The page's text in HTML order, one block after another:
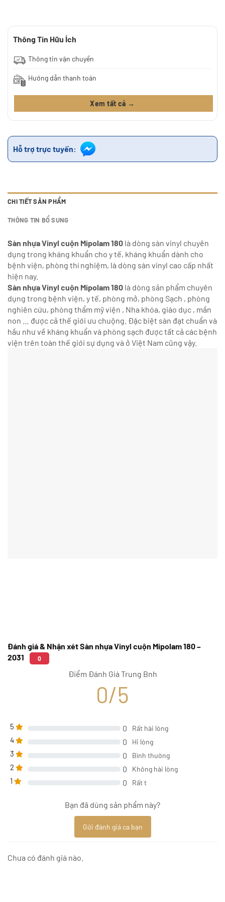
Thông Tin Hữu Ích
Thông tin vận chuyển
Hướng dẫn thanh toán
Xem tất cả →
Hỗ trợ trực tuyến:
CHI TIẾT SẢN PHẨM
THÔNG TIN BỔ SUNG
Sàn nhựa Vinyl cuộn Mipolam 180 là dòng sàn vinyl chuyên
dụng trong kháng khuẩn cho y tế, kháng khuẩn dành cho
bệnh viện, phòng thí nghiệm, là dòng sàn vinyl cao cấp nhất
hiện nay.
Sàn nhựa Vinyl cuộn Mipolam 180 là dòng sản phẩm chuyên
dụng trong bệnh viện, y tế, phòng mở, phòng Sạch , phòng
nghiên cứu, phòng thẩm mỹ viện , Nha khóa, giáo dục , mần
non … được cả thế giới ưu chuộng. Đặc biệt sàn đạt chuẩn và
hầu như về kháng khuẩn và phòng sạch được tất cả các bệnh
viện trên toàn thế giới sự dụng và ở Việt Nam cũng vậy.
Đánh giá & Nhận xét Sàn nhựa Vinyl cuộn Mipolam 180 –
2031
0
Điểm Đánh Giá Trung Bnh
0/5
5 0 Rất hài lòng
4 0 Hi lòng
3 0 Bình thường
2 0 Không hài lòng
1 0 Rất t
Bạn đã dùng sản phẩm này?
Gửi đánh giá ca bạn
Chưa có đánh giá nào.